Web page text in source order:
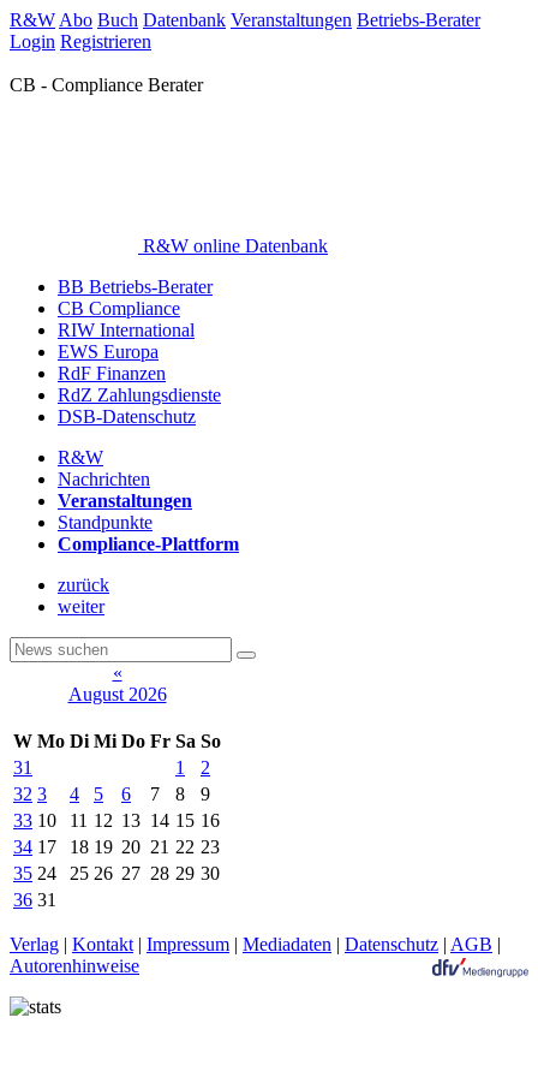
R&W Abo Buch Datenbank Veranstaltungen Betriebs-Berater
Login Registrieren
CB - Compliance Berater
R&W online Datenbank
BB Betriebs-Berater
CB Compliance
RIW International
EWS Europa
RdF Finanzen
RdZ Zahlungsdienste
DSB-Datenschutz
R&W
Nachrichten
Veranstaltungen
Standpunkte
Compliance-Plattform
zurück
weiter
«
August 2026
W Mo Di Mi Do Fr Sa So
31
1
2
32 3 4 5 6 7 8
9
33 10 11 12 13 14 15 16
34 17 18 19 20 21 22 23
35 24 25 26 27 28 29 30
36 31
Verlag | Kontakt | Impressum | Mediadaten | Datenschutz | AGB |
Autorenhinweise